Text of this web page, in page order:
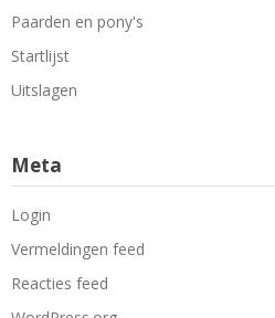
Paarden en pony's
Startlijst
Uitslagen
Meta
Login
Vermeldingen feed
Reacties feed